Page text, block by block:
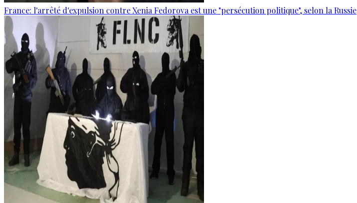
France: l'arrêté d'expulsion contre Xenia Fedorova est une "persécution politique", selon la Russie